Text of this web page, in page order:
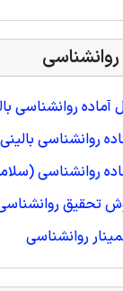
روانشناسی
آماده روانشناسی